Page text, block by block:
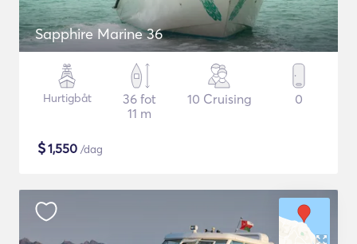
Sapphire Marine 36
Hurtigbåt
36 fot
11 m
10 Cruising 0
$1,550 /dag